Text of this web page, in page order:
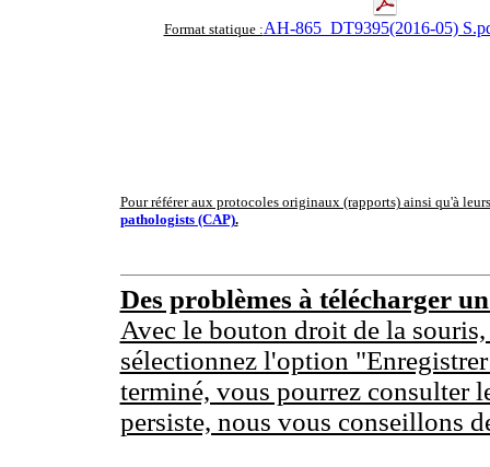
Format statique :AH-865_DT9395(2016-05)
Pour référer aux protocoles originaux (rapports) ainsi qu'à
pathologists (CAP).
Des problèmes à télécharger
Avec le bouton droit de la
sélectionnez l'option
terminé, vous pourrez consulter
persiste, nous vous conseillons